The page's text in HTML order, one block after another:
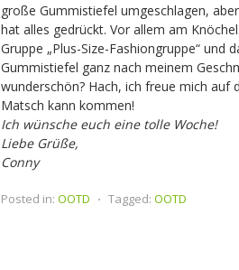
große Gummistiefel umgeschlagen,
hat alles gedrückt. Vor allem am
Gruppe „Plus-Size-Fashiongruppe“ und
Gummistiefel ganz nach meinem
wunderschön? Hach, ich freue mich auf
Matsch kann kommen!
Ich wünsche euch eine tolle Woche!
Liebe Grüße,
Conny
Posted in: OOTD ⋅ Tagged: OOTD